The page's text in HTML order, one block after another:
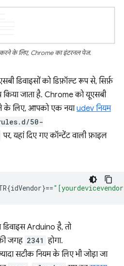
के लिए, Chrome का इंटरनल पेज.
डिवाइसों को डिफ़ॉल्ट रूप से, सिर्फ़
जाता है. Chrome को यूएसबी
के लिए, आपको एक नयाudev नियम
50-
पर, यहां दिए गए कॉन्टेंट वाली फ़ाइल
==
Arduino है, तो
जगह 2341 होगा.
सटीक नियम के लिए भी जोड़ा जा